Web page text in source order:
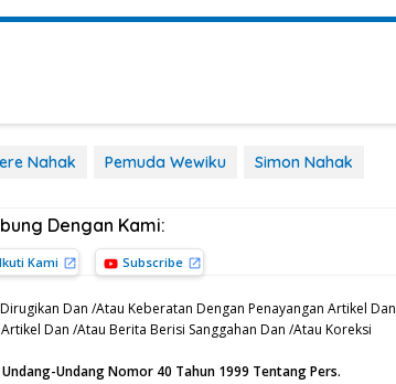
Nahak Pemuda Wewiku Simon Nahak
Dengan Kami:
Ikuti Kami Subscribe
Dan /Atau Keberatan Dengan Penayangan Artikel Dan
Dan /Atau Berita Berisi Sanggahan Dan /Atau Koreksi
Undang Nomor 40 Tahun 1999 Tentang Pers.